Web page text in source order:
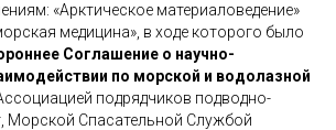
«Арктическое материаловедение»
медицина», в ходе которого было
Соглашение о научно-
по морской и водолазной
подрядчиков подводно-
Морской Спасательной Службой